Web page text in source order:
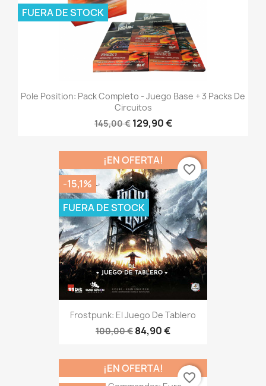
Pole Position: Pack Completo - Juego Base + 3 Packs De
Circuitos
145,00 € 129,90 €
FUERA DE STOCK
Frostpunk: El Juego De Tablero
100,00 € 84,90 €
¡EN OFERTA!
-15,1%
FUERA DE STOCK
favorite_border
¡EN OFERTA!
favorite_border